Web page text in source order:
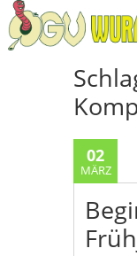
02
MÄRZ